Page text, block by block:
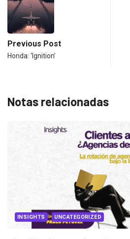
Previous Post
Honda: ‘Ignition’
Notas relacionadas